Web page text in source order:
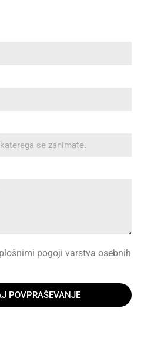
pogoji varstva osebnih
POVPRAŠEVANJE